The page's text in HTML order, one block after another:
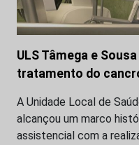
ULS Tâmega e
tratamento do
A Unidade Local de
alcançou um marco
assistencial com a